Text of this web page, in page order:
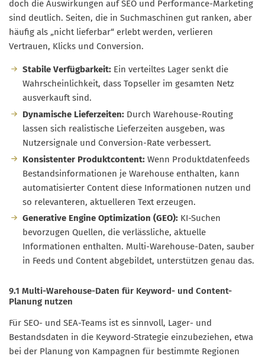
doch die Auswirkungen auf SEO und Performance-Marketing
sind deutlich. Seiten, die in Suchmaschinen gut ranken, aber
häufig als „nicht lieferbar“ erlebt werden, verlieren
Vertrauen, Klicks und Conversion.
Stabile Verfügbarkeit: Ein verteiltes Lager senkt die
Wahrscheinlichkeit, dass Topseller im gesamten Netz
ausverkauft sind.
Dynamische Lieferzeiten: Durch Warehouse-Routing
lassen sich realistische Lieferzeiten ausgeben, was
Nutzersignale und Conversion-Rate verbessert.
Konsistenter Produktcontent: Wenn Produktdatenfeeds
Bestandsinformationen je Warehouse enthalten, kann
automatisierter Content diese Informationen nutzen und
so relevanteren, aktuelleren Text erzeugen.
Generative Engine Optimization (GEO): KI-Suchen
bevorzugen Quellen, die verlässliche, aktuelle
Informationen enthalten. Multi-Warehouse-Daten, sauber
in Feeds und Content abgebildet, unterstützen genau das.
9.1 Multi-Warehouse-Daten für Keyword- und Content-
Planung nutzen
Für SEO- und SEA-Teams ist es sinnvoll, Lager- und
Bestandsdaten in die Keyword-Strategie einzubeziehen, etwa
bei der Planung von Kampagnen für bestimmte Regionen